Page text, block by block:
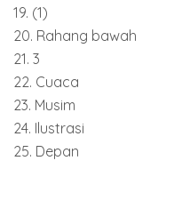
19. (1)
20. Rahang bawah
21. 3
22. Cuaca
23. Musim
24. Ilustrasi
25. Depan